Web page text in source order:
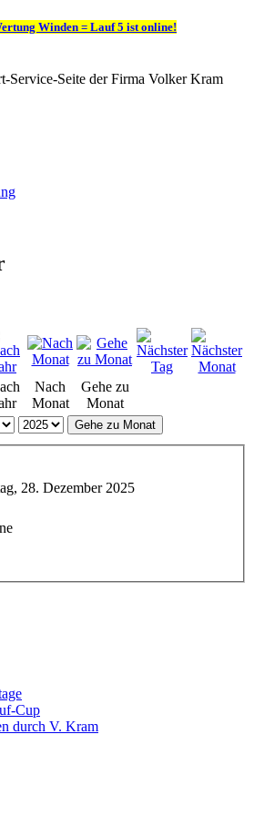
Winden = Lauf 5 ist online!
Service-Seite der Firma Volker Kram
Nach
Monat
Gehe zu
Monat
Gehe zu Monat
28. Dezember 2025
Cup
durch V. Kram